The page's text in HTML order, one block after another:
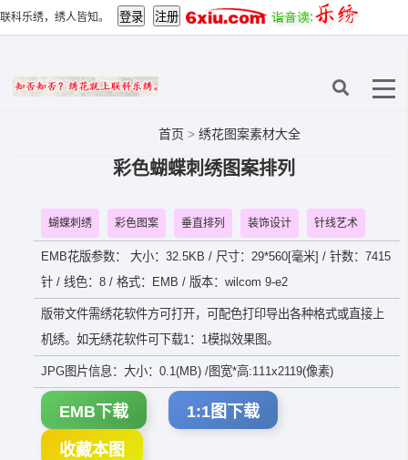
联科乐绣，绣人皆知。
首页 > 绣花图案素材大全
彩色蝴蝶刺绣图案排列
蝴蝶刺绣 彩色图案 垂直排列 装饰设计 针线艺术
EMB花版参数： 大小：32.5KB / 尺寸：29*560[毫米] / 针数：7415
针 / 线色：8 / 格式：EMB / 版本：wilcom 9-e2
版带文件需绣花软件方可打开，可配色打印导出各种格式或直接上
机绣。如无绣花软件可下载1：1模拟效果图。
JPG图片信息：大小：0.1(MB) /图宽*高:111x2119(像素)
EMB下载 1:1图下载
收藏本图